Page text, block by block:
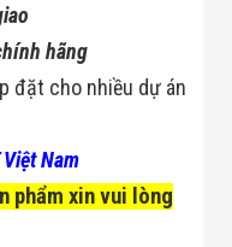
hãng
đặt cho nhiều dự án
Nam
phẩm xin vui lòng